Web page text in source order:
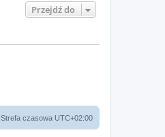
Przejdź do
Strefa czasowa UTC+02:00